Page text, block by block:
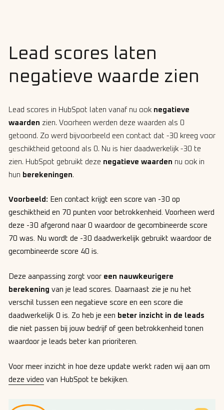
Lead scores laten
negatieve waarde zien
Lead scores in HubSpot laten vanaf nu ook negatieve
waarden zien. Voorheen werden deze waarden als 0
getoond. Zo werd bijvoorbeeld een contact dat -30 kreeg voor
geschiktheid getoond als 0. Nu is hier daadwerkelijk -30 te
zien. HubSpot gebruikt deze negatieve waarden nu ook in
hun berekeningen.
Voorbeeld: Een contact krijgt een score van -30 op
geschiktheid en 70 punten voor betrokkenheid. Voorheen werd
deze -30 afgerond naar 0 waardoor de gecombineerde score
70 was. Nu wordt de -30 daadwerkelijk gebruikt waardoor de
gecombineerde score 40 is.
Deze aanpassing zorgt voor een nauwkeurigere
berekening van je lead scores. Daarnaast zie je nu het
verschil tussen een negatieve score en een score die
daadwerkelijk 0 is. Zo heb je een beter inzicht in de leads
die niet passen bij jouw bedrijf of geen betrokkenheid tonen
waardoor je leads beter kan prioriteren.
Voor meer inzicht in hoe deze update werkt raden wij aan om
deze video van HubSpot te bekijken.